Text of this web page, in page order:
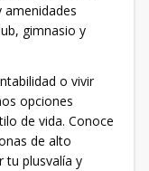
amenidades
gimnasio y
o vivir
opciones
de vida. Conoce
de alto
tu plusvalía y